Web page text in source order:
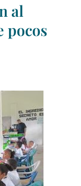
al
pocos